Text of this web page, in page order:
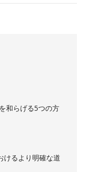
和らげる5つの方
けるより明確な道